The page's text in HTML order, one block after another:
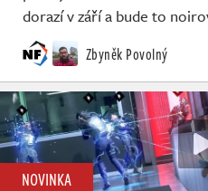
dorazí v září a bude to
Zbyněk Povolný
NOVINKA